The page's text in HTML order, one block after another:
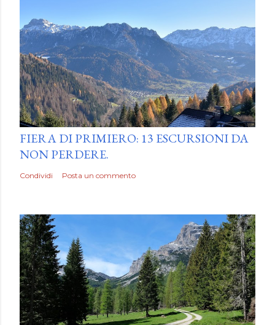
byLuca Mattiello
FIERA DI PRIMIERO: 13 ESCURSIONI DA
NON PERDERE.
Condividi Posta un commento